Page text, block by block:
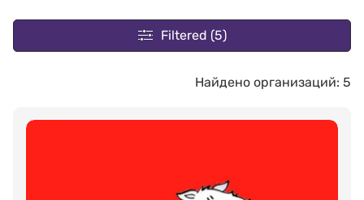
Filtered (5)
Найдено организаций: 5